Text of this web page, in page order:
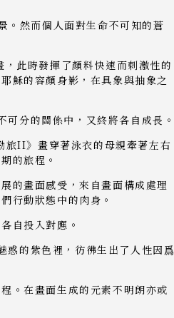
。然而個人面對生命不可知的蒼
此時發揮了顏料快速而刺激性的
穌的容顏身影，在具象與抽象之
分的關係中，又終將各自成長。
旅II》畫穿著泳衣的母親牽著左右
的旅程。
的畫面感受，來自畫面構成處理
行動狀態中的肉身。
自投入對應。
惑的紫色裡，彷彿生出了人性因爲
。在畫面生成的元素不明朗亦或